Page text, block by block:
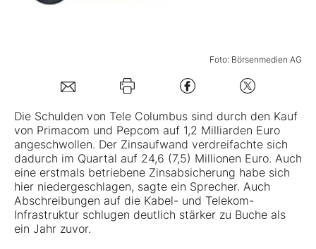
Foto: Börsenmedien AG
Die Schulden von Tele Columbus sind durch den Kauf
von Primacom und Pepcom auf 1,2 Milliarden Euro
angeschwollen. Der Zinsaufwand verdreifachte sich
dadurch im Quartal auf 24,6 (7,5) Millionen Euro. Auch
eine erstmals betriebene Zinsabsicherung habe sich
hier niedergeschlagen, sagte ein Sprecher. Auch
Abschreibungen auf die Kabel- und Telekom-
Infrastruktur schlugen deutlich stärker zu Buche als
ein Jahr zuvor.